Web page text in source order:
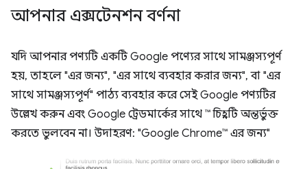
আপনার এক্সটেনশন বর্ণনা
যদি আপনার পণ্যটি একটি Google পণ্যের সাথে সামঞ্জস্যপূর্ণ
হয়, তাহলে "এর জন্য", "এর সাথে ব্যবহার করার জন্য", বা "এর
সাথে সামঞ্জস্যপূর্ণ" পাঠ্য ব্যবহার করে সেই Google পণ্যটির
উল্লেখ করুন এবং Google ট্রেডমার্কের সাথে ™ চিহ্নটি অন্তর্ভুক্ত
করতে ভুলবেন না। উদাহরণ: "Google Chrome™ এর জন্য"